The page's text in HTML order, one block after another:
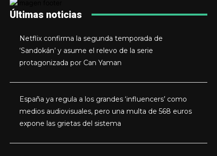
Últimas noticias
Netflix confirma la segunda temporada de
‘Sandokán’ y asume el relevo de la serie
protagonizada por Can Yaman
España ya regula a los grandes ‘influencers’ como
medios audiovisuales, pero una multa de 568 euros
expone las grietas del sistema